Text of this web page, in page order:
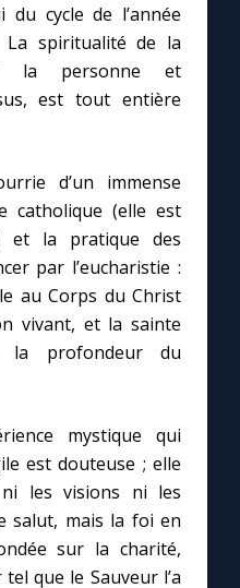
cycle de l’année
spiritualité de la
la personne et
est tout entière
d’un immense
catholique (elle est
et la pratique des
par l’eucharistie :
au Corps du Christ
vivant, et la sainte
la profondeur du
mystique qui
est douteuse ; elle
les visions ni les
salut, mais la foi en
sur la charité,
que le Sauveur l’a